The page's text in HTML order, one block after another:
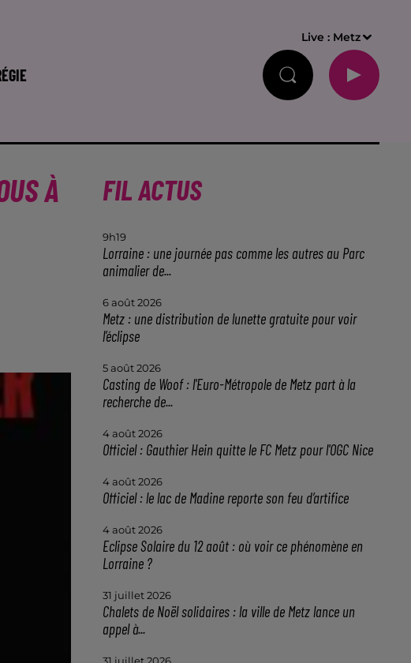
Live : Metz
À
FIL ACTUS
9h19
Lorraine : une journée pas comme les autres au Parc
animalier de...
6 août 2026
Metz : une distribution de lunette gratuite pour voir
l’éclipse
5 août 2026
Casting de Woof : l'Euro-Métropole de Metz part à la
recherche de...
4 août 2026
Officiel : Gauthier Hein quitte le FC Metz pour l'OGC Nice
4 août 2026
Officiel : le lac de Madine reporte son feu d’artifice
4 août 2026
Eclipse Solaire du 12 août : où voir ce phénomène en
Lorraine ?
31 juillet 2026
Chalets de Noël solidaires : la ville de Metz lance un
appel à...